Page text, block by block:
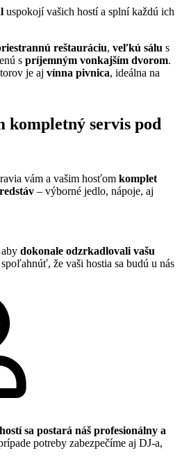
uspokojí vašich hostí a splní každú ich
reštauráciu, veľkú sálu s
s príjemným vonkajším dvorom.
je aj vínna pivnica, ideálna na
kompletný servis pod
vám a vašim hosťom komplet
– výborné jedlo, nápoje, aj
dokonale odzrkadlovali vašu
že vaši hostia sa budú u nás
sa postará náš profesionálny a
potreby zabezpečíme aj DJ-a,